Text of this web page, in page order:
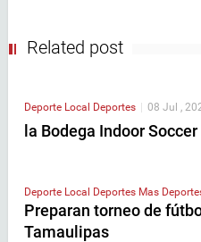
Related post
Deporte Local Deportes 08 Jul ,
la Bodega Indoor Soccer
Deporte Local Deportes Mas
Preparan torneo de
Tamaulipas